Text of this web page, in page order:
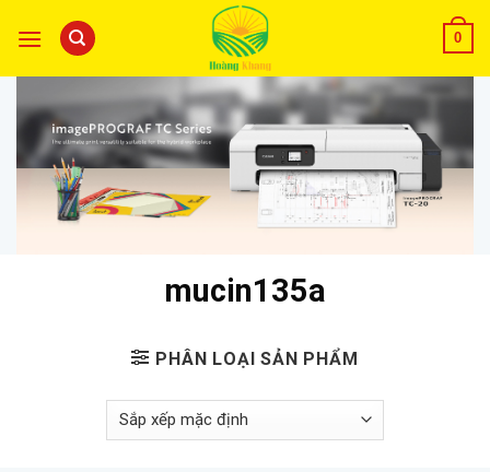
0
mucin135a
PHÂN LOẠI SẢN PHẨM